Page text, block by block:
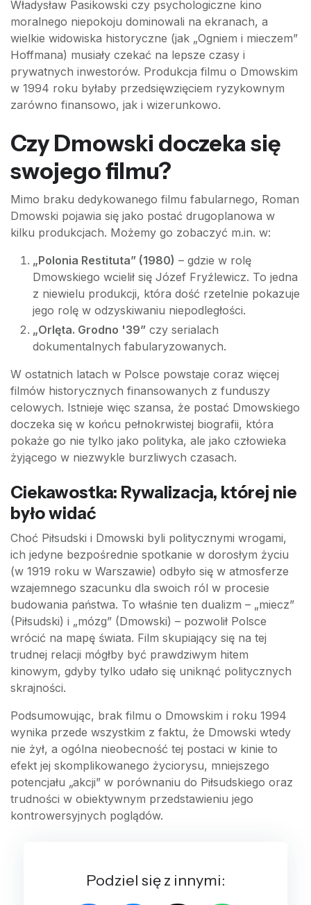
Władysław Pasikowski czy psychologiczne kino
moralnego niepokoju dominowali na ekranach, a
wielkie widowiska historyczne (jak „Ogniem i mieczem”
Hoffmana) musiały czekać na lepsze czasy i
prywatnych inwestorów. Produkcja filmu o Dmowskim
w 1994 roku byłaby przedsięwzięciem ryzykownym
zarówno finansowo, jak i wizerunkowo.
Czy Dmowski doczeka się
swojego filmu?
Mimo braku dedykowanego filmu fabularnego, Roman
Dmowski pojawia się jako postać drugoplanowa w
kilku produkcjach. Możemy go zobaczyć m.in. w:
„Polonia Restituta” (1980) – gdzie w rolę
Dmowskiego wcielił się Józef Fryźlewicz. To jedna
z niewielu produkcji, która dość rzetelnie pokazuje
jego rolę w odzyskiwaniu niepodległości.
„Orlęta. Grodno '39” czy serialach
dokumentalnych fabularyzowanych.
W ostatnich latach w Polsce powstaje coraz więcej
filmów historycznych finansowanych z funduszy
celowych. Istnieje więc szansa, że postać Dmowskiego
doczeka się w końcu pełnokrwistej biografii, która
pokaże go nie tylko jako polityka, ale jako człowieka
żyjącego w niezwykle burzliwych czasach.
Ciekawostka: Rywalizacja, której nie
było widać
Choć Piłsudski i Dmowski byli politycznymi wrogami,
ich jedyne bezpośrednie spotkanie w dorosłym życiu
(w 1919 roku w Warszawie) odbyło się w atmosferze
wzajemnego szacunku dla swoich ról w procesie
budowania państwa. To właśnie ten dualizm – „miecz”
(Piłsudski) i „mózg” (Dmowski) – pozwolił Polsce
wrócić na mapę świata. Film skupiający się na tej
trudnej relacji mógłby być prawdziwym hitem
kinowym, gdyby tylko udało się uniknąć politycznych
skrajności.
Podsumowując, brak filmu o Dmowskim i roku 1994
wynika przede wszystkim z faktu, że Dmowski wtedy
nie żył, a ogólna nieobecność tej postaci w kinie to
efekt jej skomplikowanego życiorysu, mniejszego
potencjału „akcji” w porównaniu do Piłsudskiego oraz
trudności w obiektywnym przedstawieniu jego
kontrowersyjnych poglądów.
Podziel się z innymi: